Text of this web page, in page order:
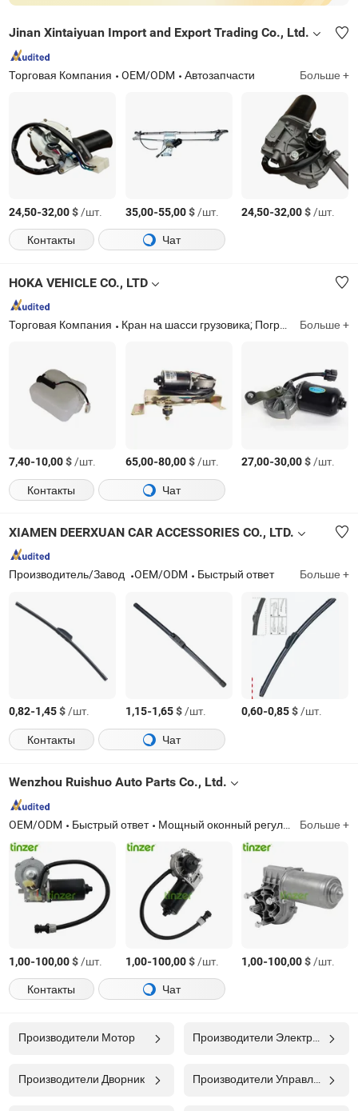
Jinan Xintaiyuan Import and Export Trading Co., Ltd.
Торговая Компания OEM/ODM Автозапчасти Больше +
24,50-32,00$/шт. 35,00-55,00$/шт. 24,50-32,00$/шт.
Контакты
Чат
HOKA VEHICLE CO., LTD
Торговая Компания Кран на шасси грузовика; Погрузчик; Каток; Автогрейдер Больше +
7,40-10,00$/шт. 65,00-80,00$/шт. 27,00-30,00$/шт.
Контакты
Чат
XIAMEN DEERXUAN CAR ACCESSORIES CO., LTD.
Производитель/Завод OEM/ODM Быстрый ответ Больше +
0,82-1,45$/шт. 1,15-1,65$/шт. 0,60-0,85$/шт.
Контакты
Чат
Wenzhou Ruishuo Auto Parts Co., Ltd.
OEM/ODM Быстрый ответ Мощный оконный регулятор, оконный регулятор для американских грузовиков, оконный регулятор для европейских грузовиков, оконный регулятор для японских грузовиков, мотор регулятора электрического окна, мотор открытия двери, мотор стеклоочистителя грузовика, мотор выдвижного тента для автодома, мотор электрической ступеньки для внедорожников, электрическая ступенька Больше +
1,00-100,00$/шт. 1,00-100,00$/шт. 1,00-100,00$/шт.
Контакты
Чат
Производители Мотор Производители Электрический Мотор
Производители Дворник Производители Управление Скоростью Мотора